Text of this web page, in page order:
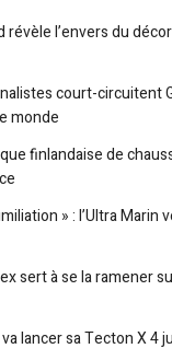
révèle l’envers du
court-circuitent
monde
finlandaise de
» : l’Ultra Marin
sert à se la ramener
lancer sa Tecton X 4